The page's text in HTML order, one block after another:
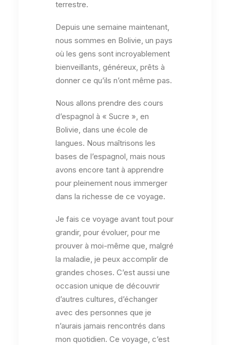
terrestre.
Depuis une semaine maintenant,
nous sommes en Bolivie, un pays
où les gens sont incroyablement
bienveillants, généreux, prêts à
donner ce qu’ils n’ont même pas.
Nous allons prendre des cours
d’espagnol à « Sucre », en
Bolivie, dans une école de
langues. Nous maîtrisons les
bases de l’espagnol, mais nous
avons encore tant à apprendre
pour pleinement nous immerger
dans la richesse de ce voyage.
Je fais ce voyage avant tout pour
grandir, pour évoluer, pour me
prouver à moi-même que, malgré
la maladie, je peux accomplir de
grandes choses. C’est aussi une
occasion unique de découvrir
d’autres cultures, d’échanger
avec des personnes que je
n’aurais jamais rencontrés dans
mon quotidien. Ce voyage, c’est